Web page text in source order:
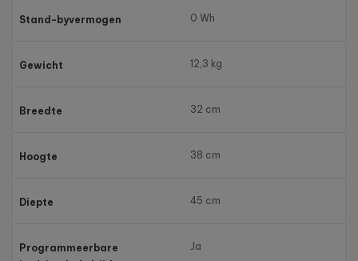
Stand-byvermogen 0 Wh
Gewicht 12,3 kg
Breedte 32 cm
Hoogte 38 cm
Diepte 45 cm
Programmeerbare
Ja